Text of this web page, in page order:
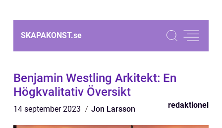
SKAPAKONST.se
Benjamin Westling Arkitekt: En
Högkvalitativ Översikt
14 september 2023 Jon Larsson redaktionel